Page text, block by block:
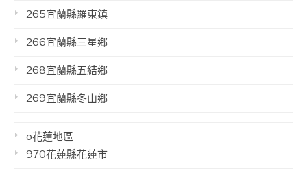
265宜蘭縣羅東鎮
266宜蘭縣三星鄉
268宜蘭縣五結鄉
269宜蘭縣冬山鄉
o花蓮地區
970花蓮縣花蓮市